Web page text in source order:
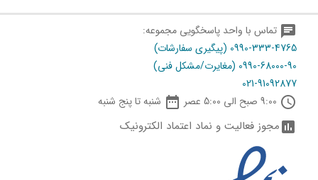
chat تماس با واحد پاسخگویی مجموعه:
0990-333-4765 (پیگیری سفارشات)
0990-68000-90 (مغایرت/مشکل فنی)
021-91092877
schedule
 شنبه تا پنج شنبه
assessmentمجوز فعالیت و نماد اعتماد الکترونیک